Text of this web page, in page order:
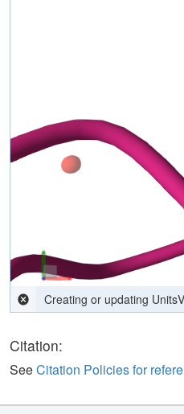
Citation:
SeeCitation Policies for